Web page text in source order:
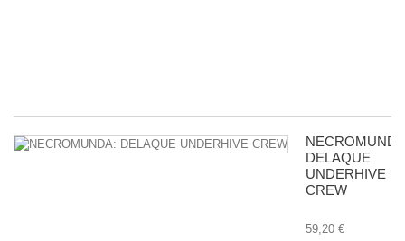
DELAQUE
UNDERHIVE
CREW
59,20 €